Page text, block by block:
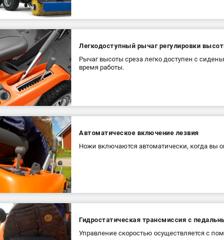
Легкодоступный рычаг регулировки
Рычаг высоты среза легко доступен с
время работы.
Автоматическое включение лезвия
Ножи включаются автоматически, когда вы
Гидростатическая трансмиссия с
Управление скоростью осуществляется с